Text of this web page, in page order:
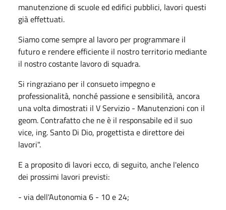
manutenzione di scuole ed edifici pubblici, lavori questi
già effettuati.
Siamo come sempre al lavoro per programmare il
futuro e rendere efficiente il nostro territorio mediante
il nostro costante lavoro di squadra.
Si ringraziano per il consueto impegno e
professionalità, nonché passione e sensibilità, ancora
una volta dimostrati il V Servizio - Manutenzioni con il
geom. Contrafatto che ne è il responsabile ed il suo
vice, ing. Santo Di Dio, progettista e direttore dei
lavori".
E a proposito di lavori ecco, di seguito, anche l'elenco
dei prossimi lavori previsti:
- via dell'Autonomia 6 - 10 e 24;